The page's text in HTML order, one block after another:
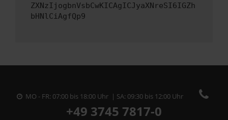
ZXNzIjogbnVsbCwKICAgICJyaXNreSI6IGZh
bHNlCiAgfQp9
MO - FR: 07:00 bis 18:00 Uhr | SA: 09:30 bis 12:00 Uhr
+49 3745 7817-0